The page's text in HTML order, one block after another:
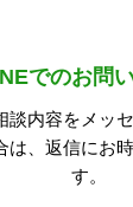
でのお問
内容をメッ
は、返信にお
す。